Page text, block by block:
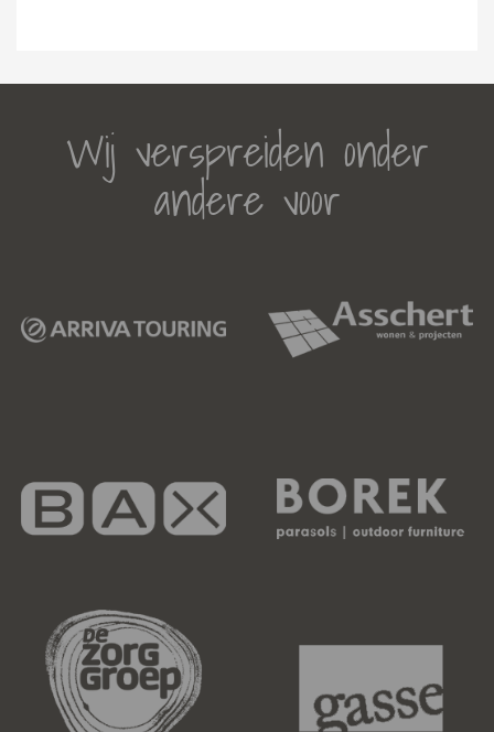
Wij verspreiden onder
andere voor